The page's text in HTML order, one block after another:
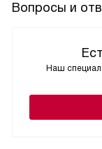
Вопросы и
Наш